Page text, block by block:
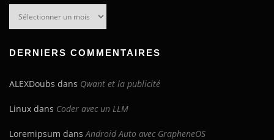
DERNIERS COMMENTAIRES
ALEXDoubs dans Qwant et la publicité
Linux dans Coder avec un LLM
Loremipsum dans Android Auto avec GrapheneOS